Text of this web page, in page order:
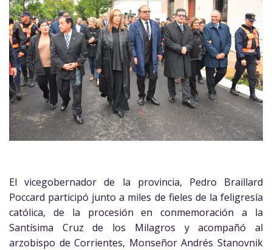
El vicegobernador de la provincia, Pedro Braillard
Poccard participó junto a miles de fieles de la feligresía
católica, de la procesión en conmemoración a la
Santísima Cruz de los Milagros y acompañó al
arzobispo de Corrientes, Monseñor Andrés Stanovnik